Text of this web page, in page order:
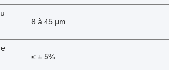
8 à 45 μm
≤ ± 5%